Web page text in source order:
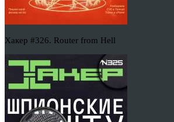
Хакер #326. Router from Hell